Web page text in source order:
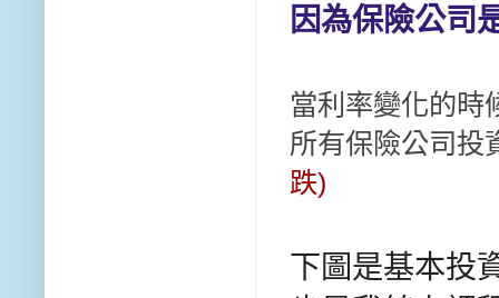
因為保險公司
當利率變化的時
所有保險公司投
跌)
下圖是基本投